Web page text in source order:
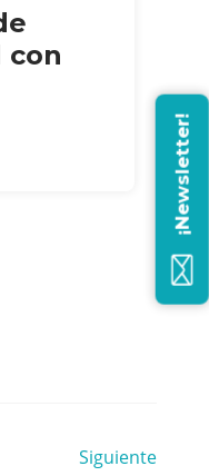
con
Siguiente
¡Newsletter!